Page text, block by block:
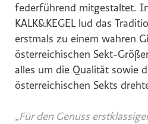
International Student House (in's)
Windkraft Simonsfeld AG
Schmittenhöhebahn AG
Internationaler Skiareatest GmbH
Media
Kontakt
federführend mitgestaltet.
KALK&KEGEL lud das
erstmals zu einem wahren
österreichischen Sekt-
alles um die Qualität sowie
österreichischen Sekts
„Für den Genuss